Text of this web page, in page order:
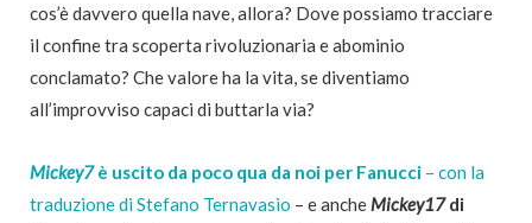
cos’è davvero quella nave, allora? Dove possiamo tracciare
il confine tra scoperta rivoluzionaria e abominio
conclamato? Che valore ha la vita, se diventiamo
all’improvviso capaci di buttarla via?
Mickey7è uscito da poco qua da noi per Fanucci – con la
traduzione di Stefano Ternavasio – e ancheMickey17di